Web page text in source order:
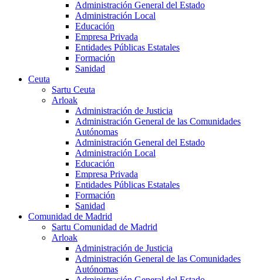
Administración General del Estado
Administración Local
Educación
Empresa Privada
Entidades Públicas Estatales
Formación
Sanidad
Ceuta
Sartu Ceuta
Arloak
Administración de Justicia
Administración General de las Comunidades
Autónomas
Administración General del Estado
Administración Local
Educación
Empresa Privada
Entidades Públicas Estatales
Formación
Sanidad
Comunidad de Madrid
Sartu Comunidad de Madrid
Arloak
Administración de Justicia
Administración General de las Comunidades
Autónomas